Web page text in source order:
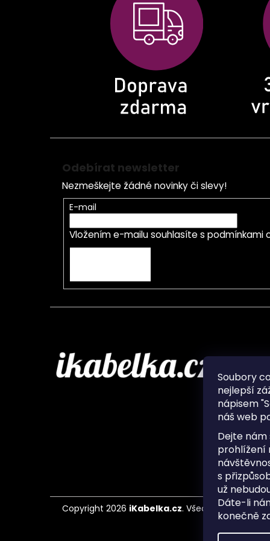
Soubory
nejlepší
nápisem
náš web
Dejte
prohlížení
s
už
Dáte-li
konečně
Odebírat newsletter
Nezmeškejte žádné novinky či slevy!
E-mail
Vložením e-mailu souhlasíte s podmínkami
O nás
Často
Copyright 2026 iKabelka.cz. Všechna práva